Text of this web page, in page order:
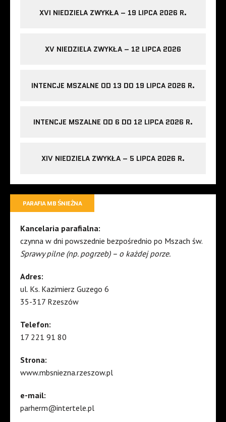
XVI NIEDZIELA ZWYKŁA – 19 LIPCA 2026 R.
XV NIEDZIELA ZWYKŁA – 12 LIPCA 2026
INTENCJE MSZALNE OD 13 DO 19 LIPCA 2026 R.
INTENCJE MSZALNE OD 6 DO 12 LIPCA 2026 R.
XIV NIEDZIELA ZWYKŁA – 5 LIPCA 2026 R.
PARAFIA MB ŚNIEŻNA
Kancelaria parafialna:
czynna w dni powszednie bezpośrednio po Mszach św.
Sprawy pilne (np. pogrzeb) – o każdej porze.
Adres:
ul. Ks. Kazimierz Guzego 6
35-317 Rzeszów
Telefon:
17 221 91 80
Strona:
www.mbsniezna.rzeszow.pl
e-mail:
parherm@intertele.pl